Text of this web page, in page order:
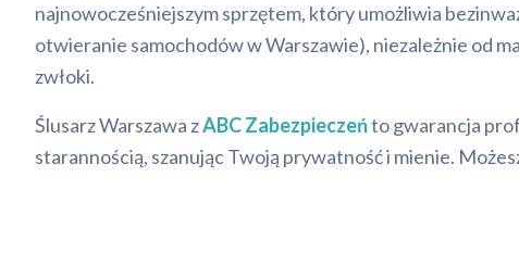
najnowocześniejszym sprzętem, który umożliwia
otwieranie samochodów w Warszawie), niezależnie od
zwłoki.
Ślusarz Warszawa zABC Zabezpieczeńto gwarancja
starannością, szanując Twoją prywatność i mienie.